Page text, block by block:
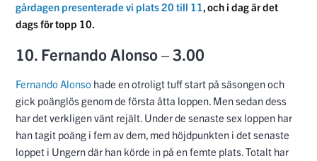
gårdagen presenterade vi plats 20 till 11, och i dag är det
dags för topp 10.
10. Fernando Alonso – 3.00
Fernando Alonso hade en otroligt tuff start på säsongen och
gick poänglös genom de första åtta loppen. Men sedan dess
har det verkligen vänt rejält. Under de senaste sex loppen har
han tagit poäng i fem av dem, med höjdpunkten i det senaste
loppet i Ungern där han körde in på en femte plats. Totalt har